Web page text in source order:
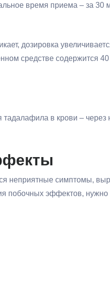
время приема – за 30
дозировка
средстве содержится 40
в крови – через
неприятные симптомы,
побочных эффектов, нужно